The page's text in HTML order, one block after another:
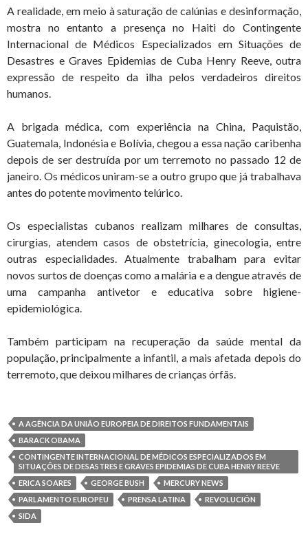
A realidade, em meio à saturação de calúnias e desinformação,
mostra no entanto a presença no Haiti do Contingente
Internacional de Médicos Especializados em Situações de
Desastres e Graves Epidemias de Cuba Henry Reeve, outra
expressão de respeito da ilha pelos verdadeiros direitos
humanos.
A brigada médica, com experiência na China, Paquistão,
Guatemala, Indonésia e Bolívia, chegou a essa nação caribenha
depois de ser destruída por um terremoto no passado 12 de
janeiro. Os médicos uniram-se a outro grupo que já trabalhava
antes do potente movimento telúrico.
Os especialistas cubanos realizam milhares de consultas,
cirurgias, atendem casos de obstetrícia, ginecologia, entre
outras especialidades. Atualmente trabalham para evitar
novos surtos de doenças como a malária e a dengue através de
uma campanha antivetor e educativa sobre higiene-
epidemiológica.
Também participam na recuperação da saúde mental da
população, principalmente a infantil, a mais afetada depois do
terremoto, que deixou milhares de crianças órfãs.
A AGÊNCIA DA UNIÃO EUROPEIA DE DIREITOS FUNDAMENTAIS
BARACK OBAMA
CONTINGENTE INTERNACIONAL DE MÉDICOS ESPECIALIZADOS EM
SITUAÇÕES DE DESASTRES E GRAVES EPIDEMIAS DE CUBA HENRY REEVE
ERICA SOARES
GEORGE BUSH
MERCURY NEWS
PARLAMENTO EUROPEU
PRENSA LATINA
REVOLUCIÓN
SIDA